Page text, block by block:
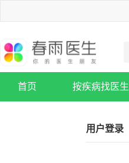
首页 按疾病找医生
用户登录